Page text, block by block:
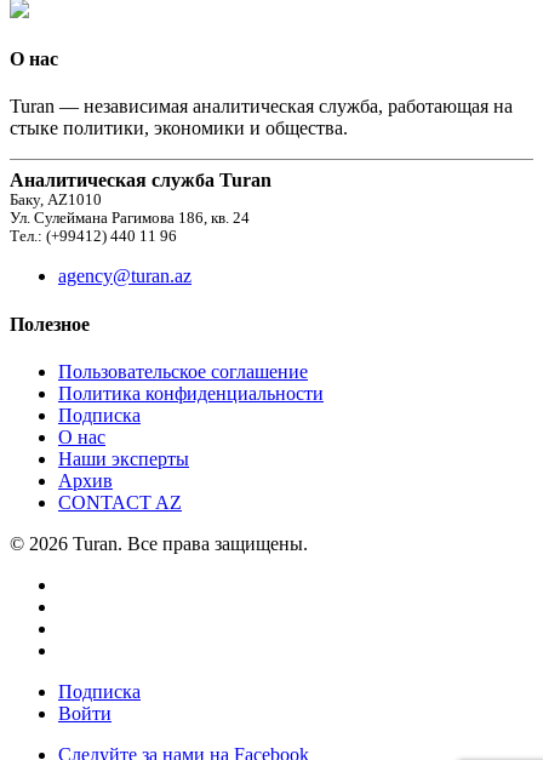
О нас
Turan — независимая аналитическая служба, работающая на
стыке политики, экономики и общества.
Аналитическая служба Turan
Баку, AZ1010
Ул. Сулеймана Рагимова 186, кв. 24
Тел.: (+99412) 440 11 96
agency@turan.az
Полезное
Пользовательское соглашение
Политика конфиденциальности
Подписка
О нас
Наши эксперты
Архив
CONTACT AZ
© 2026 Turan. Все права защищены.
Подписка
Войти
Следуйте за нами на Facebook